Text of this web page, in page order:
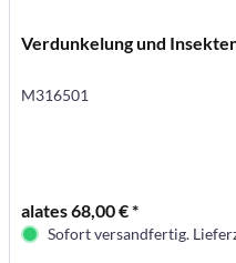
Verdunkelung und
M316501
alates 68,00 € *
Sofort versandfertig.